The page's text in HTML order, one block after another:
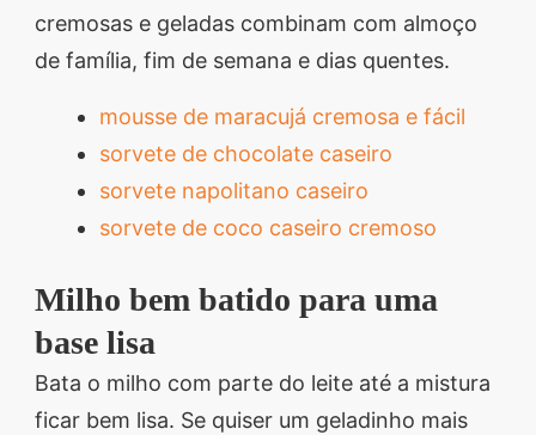
cremosas e geladas combinam com almoço
de família, fim de semana e dias quentes.
mousse de maracujá cremosa e fácil
sorvete de chocolate caseiro
sorvete napolitano caseiro
sorvete de coco caseiro cremoso
Milho bem batido para uma
base lisa
Bata o milho com parte do leite até a mistura
ficar bem lisa. Se quiser um geladinho mais